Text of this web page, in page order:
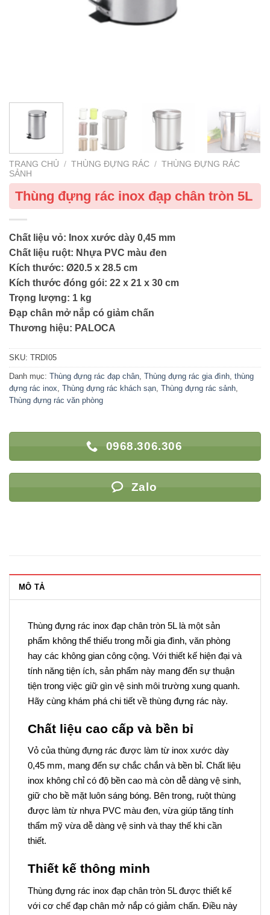
TRANG CHỦ / THÙNG ĐỰNG RÁC / THÙNG ĐỰNG RÁC
SẢNH
Thùng đựng rác inox đạp chân tròn 5L
Chất liệu vỏ: Inox xước dày 0,45 mm
Chất liệu ruột: Nhựa PVC màu đen
Kích thước: Ø20.5 x 28.5 cm
Kích thước đóng gói: 22 x 21 x 30 cm
Trọng lượng: 1 kg
Đạp chân mở nắp có giảm chấn
Thương hiệu: PALOCA
SKU: TRDI05
Danh mục: Thùng đựng rác đạp chân Thùng đựng rác gia đình thùng
đựng rác inox Thùng đựng rác khách sạn Thùng đựng rác sảnh
Thùng đựng rác văn phòng
0968.306.306
Zalo
MÔ TẢ
Thùng đựng rác inox đạp chân tròn 5L là một sản
phẩm không thể thiếu trong mỗi gia đình, văn phòng
hay các không gian công cộng. Với thiết kế hiện đại và
tính năng tiện ích, sản phẩm này mang đến sự thuận
tiện trong việc giữ gìn vệ sinh môi trường xung quanh.
Hãy cùng khám phá chi tiết về thùng đựng rác này.
Chất liệu cao cấp và bền bỉ
Vỏ của thùng đựng rác được làm từ inox xước dày
0,45 mm, mang đến sự chắc chắn và bền bỉ. Chất liệu
inox không chỉ có độ bền cao mà còn dễ dàng vệ sinh,
giữ cho bề mặt luôn sáng bóng. Bên trong, ruột thùng
được làm từ nhựa PVC màu đen, vừa giúp tăng tính
thẩm mỹ vừa dễ dàng vệ sinh và thay thế khi cần
thiết.
Thiết kế thông minh
Thùng đựng rác inox đạp chân tròn 5L được thiết kế
với cơ chế đạp chân mở nắp có giảm chấn. Điều này